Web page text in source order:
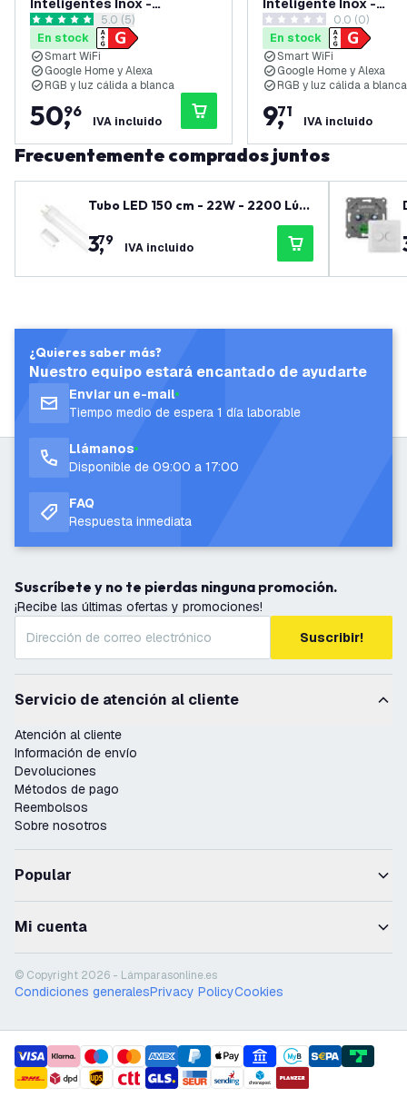
Inteligentes Inox -
Amsterdam - Regulable -
RGB+CCT - Pack de 6
abrir el panel de reseñas
5 estrellas de puntuación
5.0 (5)
En stock
Smart WiFi
Google Home y Alexa
RGB y luz cálida a blanca
50,
96
IVA incluido
Inteligente Inox -
Amsterdam -
RGB+CCT
0 estrellas de puntuación
0.0 (0)
En stock
Smart WiFi
Google Home y Alexa
RGB y luz cálida a blanca
9,
71
IVA incluido
Frecuentemente comprados juntos
Tubo LED 150 cm - 22W - 2200 Lúm
enes - 6500K - 3 años de garantía
3,
79 IVA incluido
¿Quieres saber más?
Nuestro equipo estará encantado de ayudarte
Enviar un e-mail
Tiempo medio de espera 1 día laborable
Llámanos
Disponible de 09:00 a 17:00
FAQ
Respuesta inmediata
Suscríbete y no te pierdas ninguna promoción.
¡Recibe las últimas ofertas y promociones!
Suscribir!
Servicio de atención al cliente
Atención al cliente
Información de envío
Devoluciones
Métodos de pago
Reembolsos
Sobre nosotros
Popular
Mi cuenta
© Copyright 2026 - Lámparasonline.es
Condiciones generalesPrivacy PolicyCookies
payment methods
shipment methods